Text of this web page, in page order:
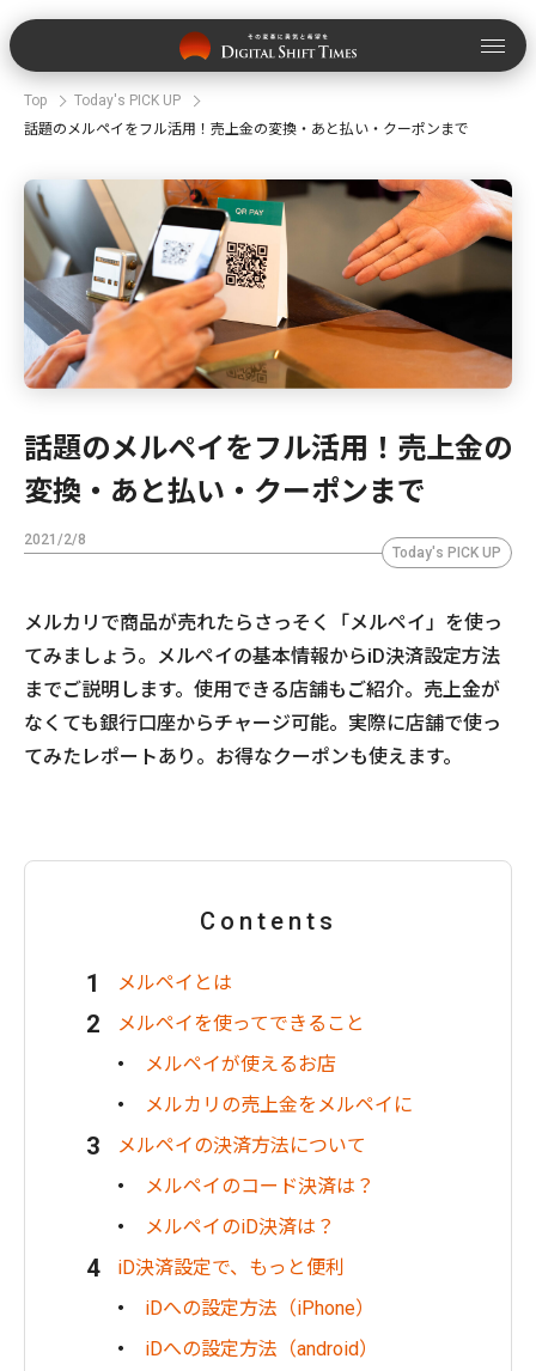
Top
Today's PICK UP
話題のメルペイをフル活用！売上金の変換・あと払い・クーポンまで
話題のメルペイをフル活用！売上金の
変換・あと払い・クーポンまで
2021/2/8
Today's PICK UP
メルカリで商品が売れたらさっそく「メルペイ」を使っ
てみましょう。メルペイの基本情報からiD決済設定方法
までご説明します。使用できる店舗もご紹介。売上金が
なくても銀行口座からチャージ可能。実際に店舗で使っ
てみたレポートあり。お得なクーポンも使えます。
Contents
メルペイとは
メルペイを使ってできること
メルペイが使えるお店
メルカリの売上金をメルペイに
メルペイの決済方法について
メルペイのコード決済は？
メルペイのiD決済は？
iD決済設定で、もっと便利
iDへの設定方法（iPhone）
iDへの設定方法（android）